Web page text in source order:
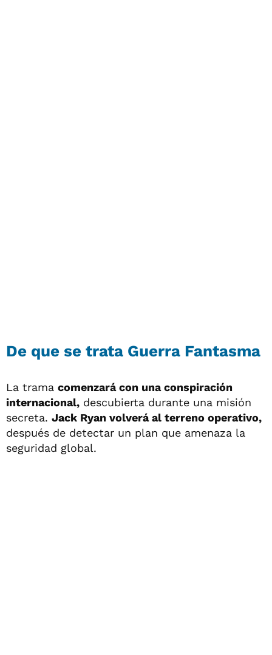
De que se trata Guerra Fantasma
La trama comenzará con una conspiración
internacional, descubierta durante una misión
secreta. Jack Ryan volverá al terreno operativo,
después de detectar un plan que amenaza la
seguridad global.